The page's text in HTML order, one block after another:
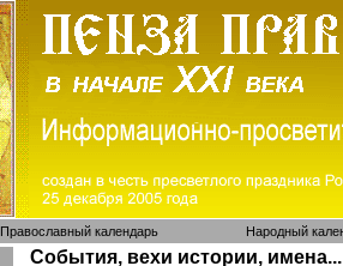
Православный календарь Народный
События, вехи истории, имена...